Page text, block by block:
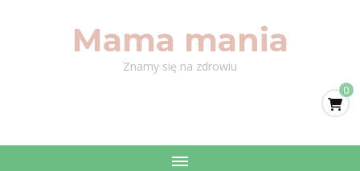
Mama mania
Znamy się na zdrowiu
0